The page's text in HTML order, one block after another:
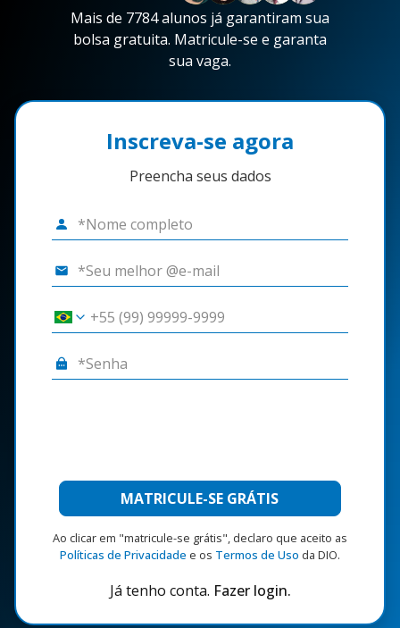
Mais de 7784 alunos já garantiram sua
bolsa gratuita. Matricule-se e garanta
sua vaga.
Inscreva-se agora
Preencha seus dados
MATRICULE-SE GRÁTIS
Ao clicar em "matricule-se grátis", declaro que aceito as
Políticas de Privacidade e os Termos de Uso da DIO.
Já tenho conta. Fazer login.